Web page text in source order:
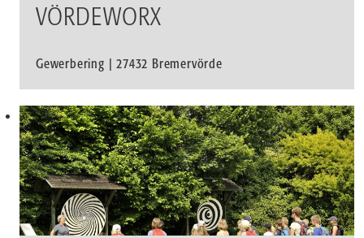
VÖRDEWORX
Gewerbering | 27432 Bremervörde